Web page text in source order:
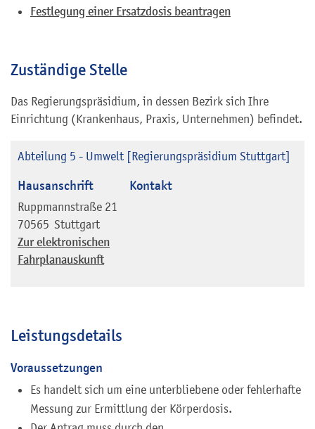
Festlegung einer Ersatzdosis beantragen
Zuständige Stelle
Das Regierungspräsidium, in dessen Bezirk sich Ihre
Einrichtung (Krankenhaus, Praxis, Unternehmen) befindet.
Abteilung 5 - Umwelt [Regierungspräsidium Stuttgart]
Hausanschrift
Ruppmannstraße 21
70565 Stuttgart
Zur elektronischen
Fahrplanauskunft
Kontakt
Leistungsdetails
Voraussetzungen
Es handelt sich um eine unterbliebene oder fehlerhafte
Messung zur Ermittlung der Körperdosis.